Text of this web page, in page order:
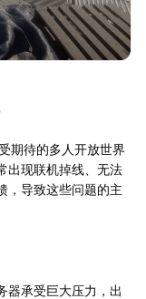
期待的多人开放世界
出现联机掉线、无法
，导致这些问题的主
器承受巨大压力，出